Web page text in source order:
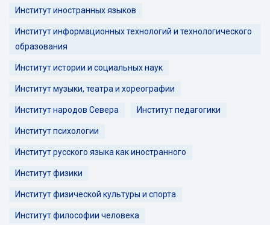
Институт иностранных языков
Институт информационных технологий и технологического
образования
Институт истории и социальных наук
Институт музыки, театра и хореографии
Институт народов Севера Институт педагогики
Институт психологии
Институт русского языка как иностранного
Институт физики
Институт физической культуры и спорта
Институт философии человека